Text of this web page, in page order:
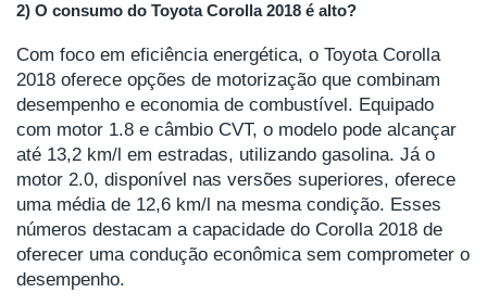
2) O consumo do Toyota Corolla 2018 é alto?
Com foco em eficiência energética, o Toyota Corolla
2018 oferece opções de motorização que combinam
desempenho e economia de combustível. Equipado
com motor 1.8 e câmbio CVT, o modelo pode alcançar
até 13,2 km/l em estradas, utilizando gasolina. Já o
motor 2.0, disponível nas versões superiores, oferece
uma média de 12,6 km/l na mesma condição. Esses
números destacam a capacidade do Corolla 2018 de
oferecer uma condução econômica sem comprometer o
desempenho.